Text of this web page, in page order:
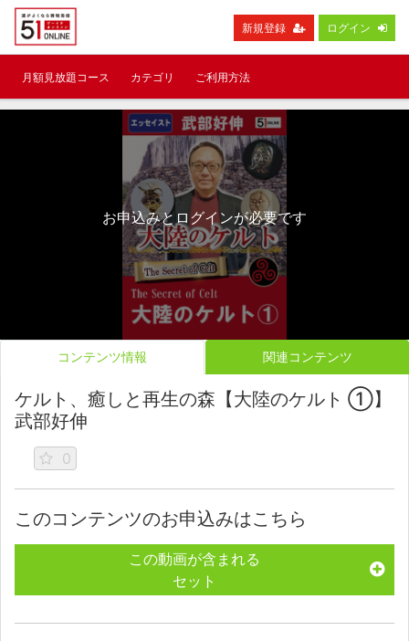
新規登録 ログイン
月額見放題コース カテゴリ ご利用方法
お申込みとログインが必要です
コンテンツ情報 関連コンテンツ
ケルト、癒しと再生の森【大陸のケルト ①】
武部好伸
0
このコンテンツのお申込みはこちら
この動画が含まれる
セット